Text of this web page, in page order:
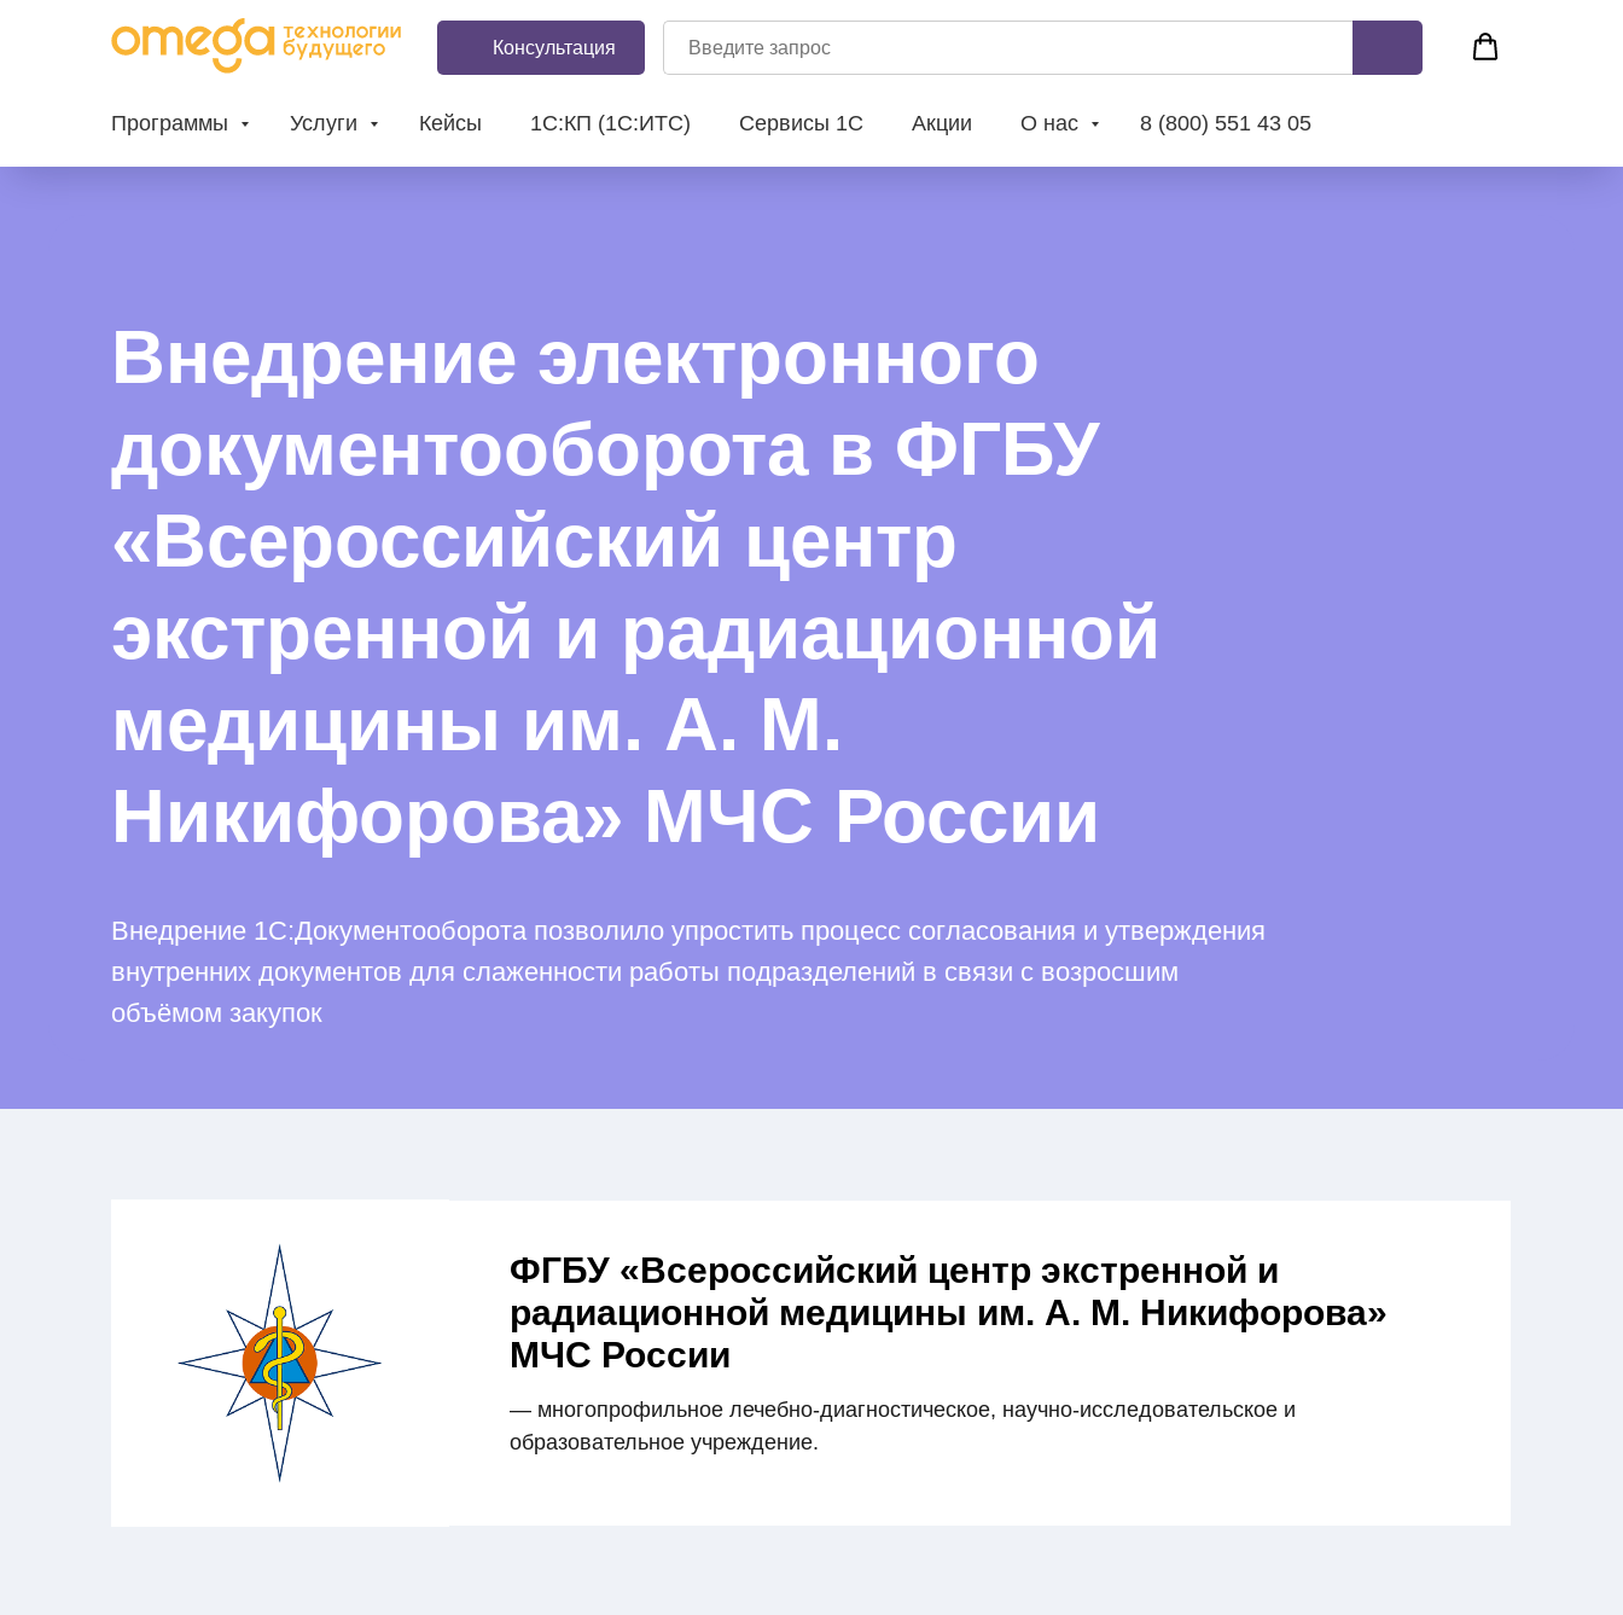
Консультация
Программы Услуги Кейсы 1С:КП (1С:ИТС) Сервисы 1С Акции О нас 8 (800) 551 43 05
Внедрение электронного
документооборота в ФГБУ
«Всероссийский центр
экстренной и радиационной
медицины им. А. М.
Никифорова» МЧС России
Внедрение 1С:Документооборота позволило упростить процесс согласования и утверждения
внутренних документов для слаженности работы подразделений в связи с возросшим
объёмом закупок
ФГБУ «Всероссийский центр экстренной и
радиационной медицины им. А. М. Никифорова»
МЧС России
— многопрофильное лечебно-диагностическое, научно-исследовательское и
образовательное учреждение.